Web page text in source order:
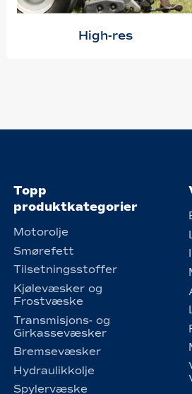
High-res
Topp
produktkategorier
Motorolje
Smørefett
Tilsetningsstoffer
Kjølevæsker og
Frostvæske
Transmisjons- og
Girkassevæsker
Bremsevæsker
Hydraulikkolje
Spylervæske